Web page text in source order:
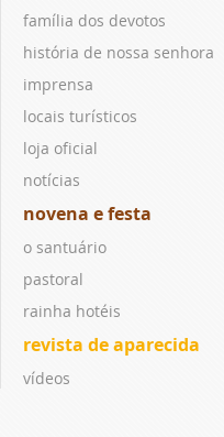
família dos devotos
história de nossa senhora
imprensa
locais turísticos
loja oficial
notícias
novena e festa
o santuário
pastoral
rainha hotéis
revista de aparecida
vídeos